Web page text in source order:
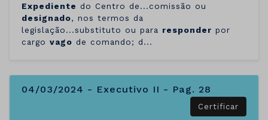
Expediente do Centro de...comissão ou
designado, nos termos da
legislação...substituto ou para responder por
cargo vago de comando; d...
04/03/2024 - Executivo II - Pag. 28
Certificar